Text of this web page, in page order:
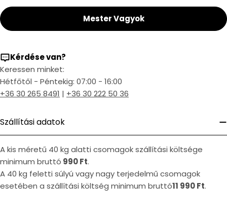
Mester Vagyok
Kérdése van?
Keressen minket:
Hétfőtől - Péntekig: 07:00 - 16:00
+36 30 265 8491 | +36 30 222 50 36
Szállítási adatok
A kis méretű 40 kg alatti csomagok szállítási költsége
minimum bruttó 990 Ft.
A 40 kg feletti súlyú vagy nagy terjedelmű csomagok
esetében a szállítási költség minimum bruttó11 990 Ft.